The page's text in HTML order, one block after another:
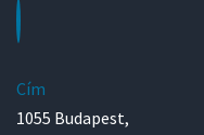
Cím
1055 Budapest,